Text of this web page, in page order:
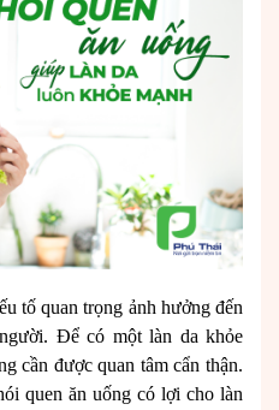
tố quan trọng ảnh hưởng đến
Để có một làn da khỏe
cần được quan tâm cẩn thận.
quen ăn uống có lợi cho làn